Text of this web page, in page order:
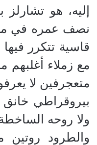
إليه، هو
نصف عمره في
قاسية تتكرر فيها
مع زملاء
متعجرفين لا
بيروقراطي
ولا روحه
والطرود